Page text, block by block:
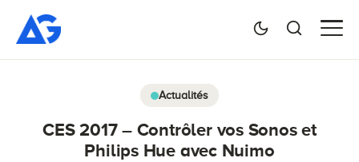
Actualités
CES 2017 – Contrôler vos Sonos et
Philips Hue avec Nuimo